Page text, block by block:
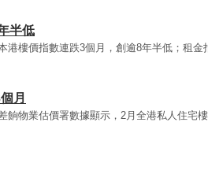
半低
樓價指數連跌3個月，創逾8年半低；租金
月
餉物業估價署數據顯示，2月全港私人住宅